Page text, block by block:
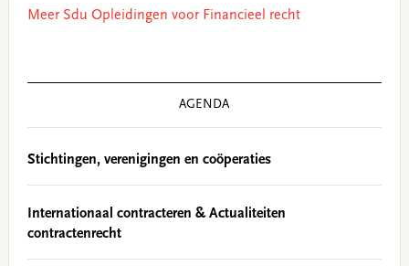
Meer Sdu Opleidingen voor Financieel recht
AGENDA
Stichtingen, verenigingen en coöperaties
Internationaal contracteren & Actualiteiten
contractenrecht